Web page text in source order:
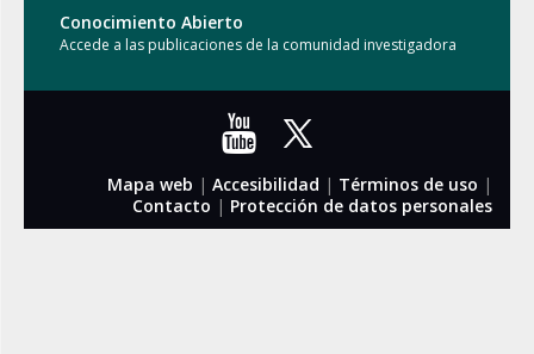
Conocimiento Abierto
Accede a las publicaciones de la comunidad investigadora
Mapa web | Accesibilidad | Términos de uso |
Contacto | Protección de datos personales